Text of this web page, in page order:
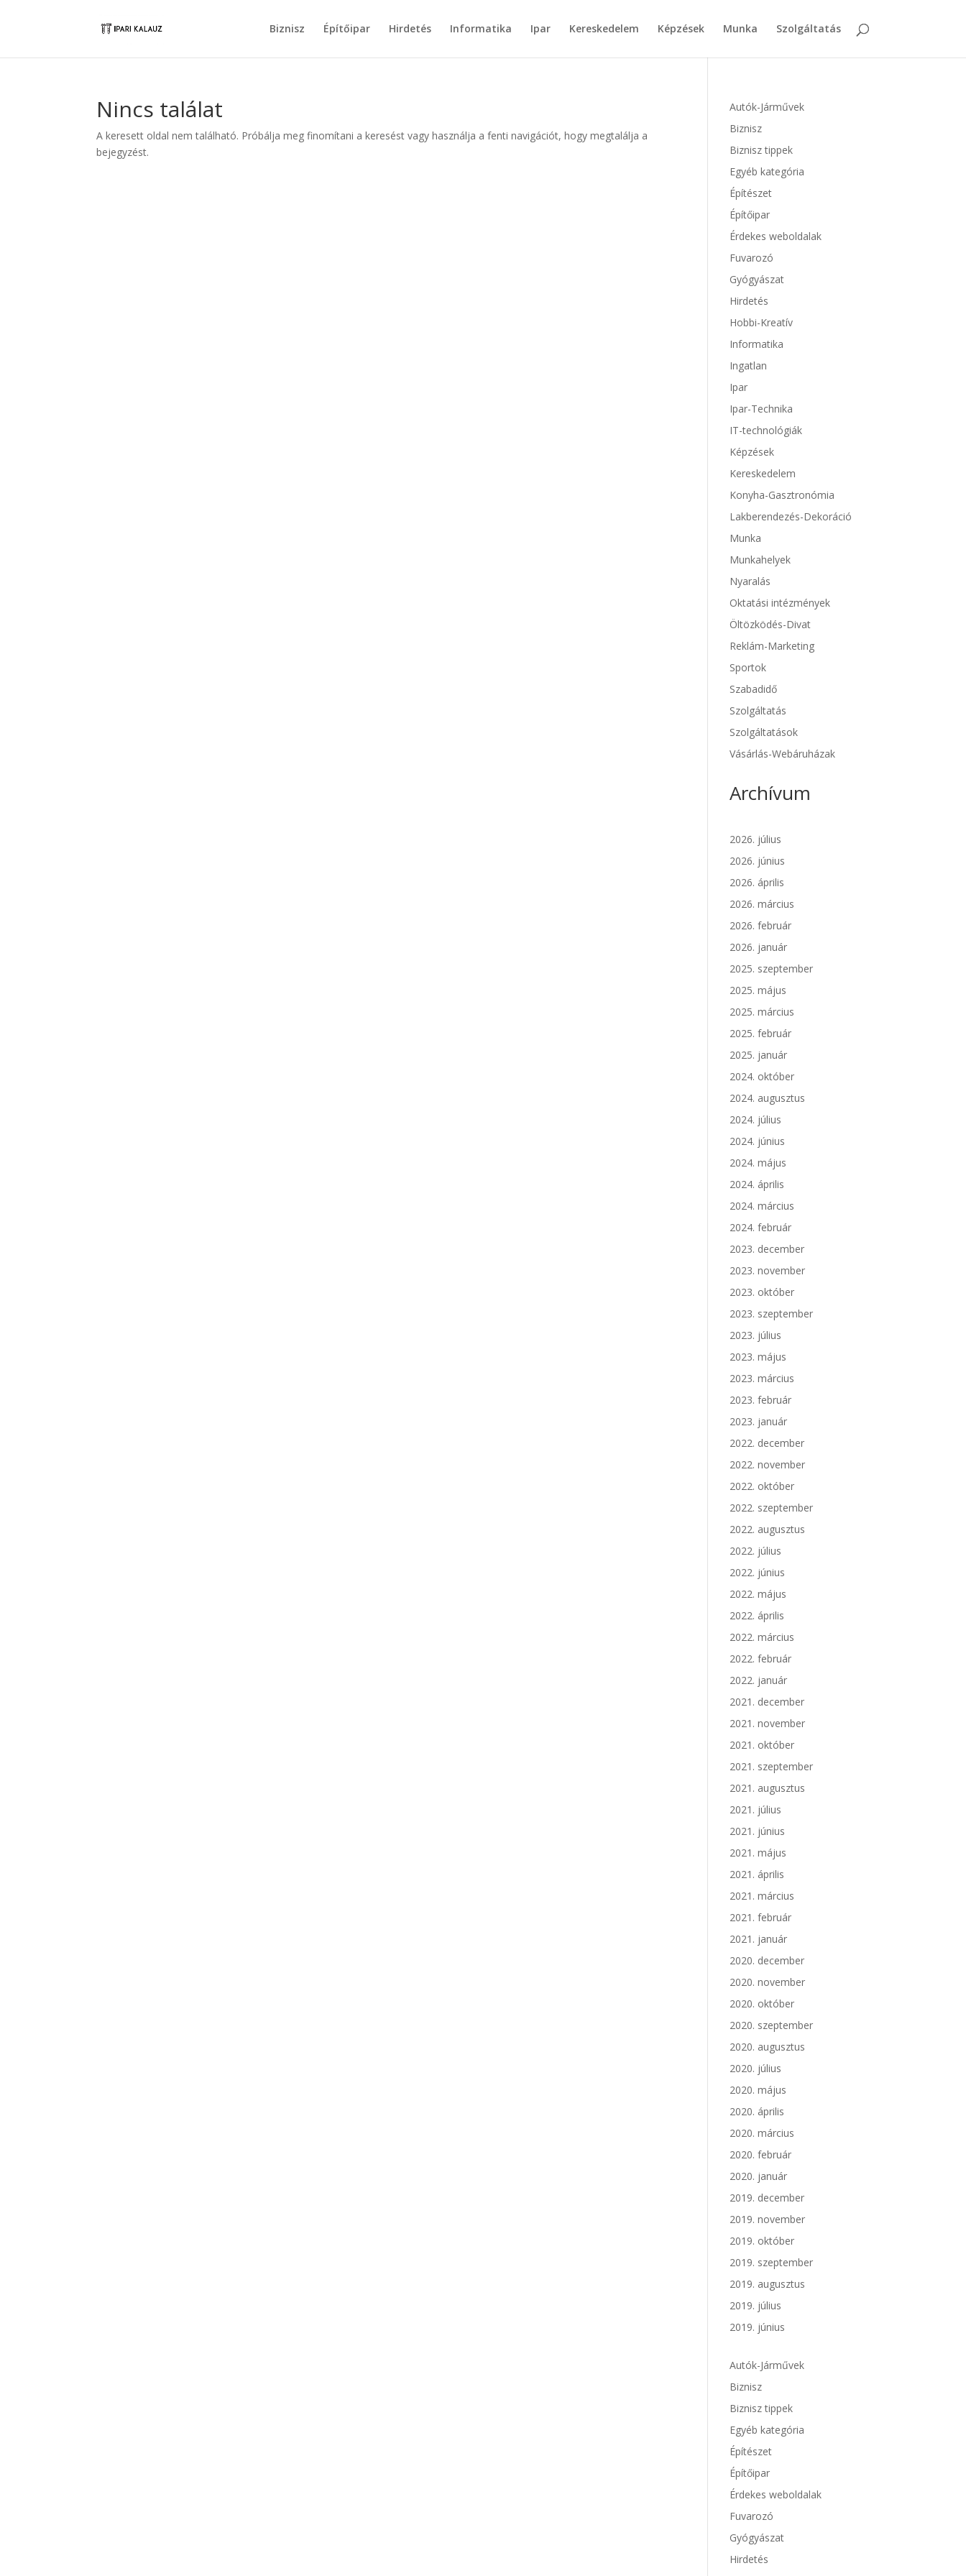
Biznisz Építőipar Hirdetés Informatika Ipar Kereskedelem Képzések Munka Szolgáltatás
Nincs találat
A keresett oldal nem található. Próbálja meg finomítani a keresést vagy használja a fenti navigációt, hogy megtalálja a
bejegyzést.
Autók-Járművek
Biznisz
Biznisz tippek
Egyéb kategória
Építészet
Építőipar
Érdekes weboldalak
Fuvarozó
Gyógyászat
Hirdetés
Hobbi-Kreatív
Informatika
Ingatlan
Ipar
Ipar-Technika
IT-technológiák
Képzések
Kereskedelem
Konyha-Gasztronómia
Lakberendezés-Dekoráció
Munka
Munkahelyek
Nyaralás
Oktatási intézmények
Öltözködés-Divat
Reklám-Marketing
Sportok
Szabadidő
Szolgáltatás
Szolgáltatások
Vásárlás-Webáruházak
Archívum
2026. július
2026. június
2026. április
2026. március
2026. február
2026. január
2025. szeptember
2025. május
2025. március
2025. február
2025. január
2024. október
2024. augusztus
2024. július
2024. június
2024. május
2024. április
2024. március
2024. február
2023. december
2023. november
2023. október
2023. szeptember
2023. július
2023. május
2023. március
2023. február
2023. január
2022. december
2022. november
2022. október
2022. szeptember
2022. augusztus
2022. július
2022. június
2022. május
2022. április
2022. március
2022. február
2022. január
2021. december
2021. november
2021. október
2021. szeptember
2021. augusztus
2021. július
2021. június
2021. május
2021. április
2021. március
2021. február
2021. január
2020. december
2020. november
2020. október
2020. szeptember
2020. augusztus
2020. július
2020. május
2020. április
2020. március
2020. február
2020. január
2019. december
2019. november
2019. október
2019. szeptember
2019. augusztus
2019. július
2019. június
Autók-Járművek
Biznisz
Biznisz tippek
Egyéb kategória
Építészet
Építőipar
Érdekes weboldalak
Fuvarozó
Gyógyászat
Hirdetés